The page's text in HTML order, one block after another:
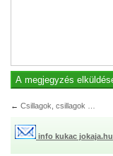
← Csillagok, csillagok …
info kukac jokaja.hu